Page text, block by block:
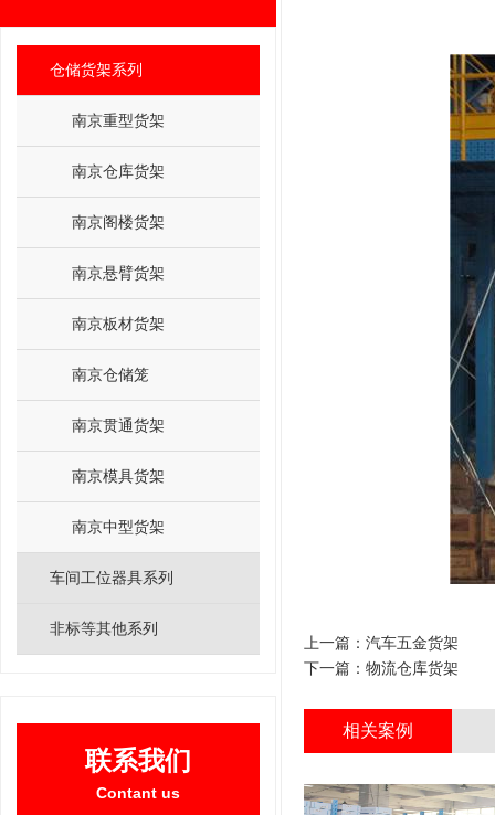
仓储货架系列
南京重型货架
南京仓库货架
南京阁楼货架
南京悬臂货架
南京板材货架
南京仓储笼
南京贯通货架
南京模具货架
南京中型货架
车间工位器具系列
非标等其他系列
联系我们
Contant us
上一篇： 汽车五金货架
下一篇： 物流仓库货架
相关案例